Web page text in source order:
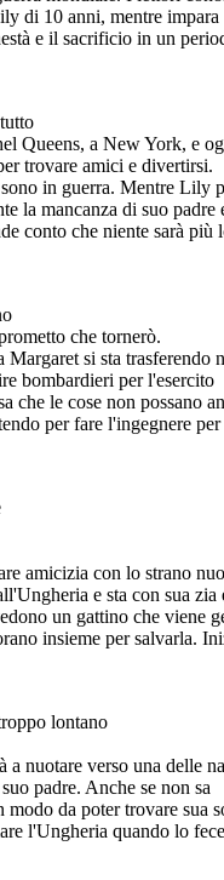
di 10 anni, mentre impara
e il sacrificio in un
Queens, a New York, e
trovare amici e divertirsi.
in guerra. Mentre Lily
la mancanza di suo padre
conto che niente sarà più
che tornerò.
si sta trasferendo
bombardieri per l'esercito
che le cose non possano
per fare l'ingegnere per
amicizia con lo strano
e sta con sua zia
un gattino che viene
insieme per salvarla.
lontano
a nuotare verso una delle
padre. Anche se non sa
da poter trovare sua
l'Ungheria quando lo